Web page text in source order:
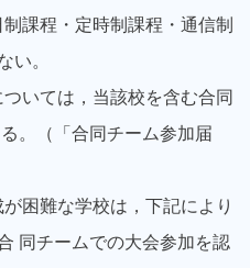
課程・定時制課程・通信制
い。
いては，当該校を含む合同
。（「合同チーム参加届
困難な学校は，下記により
同チームでの大会参加を認